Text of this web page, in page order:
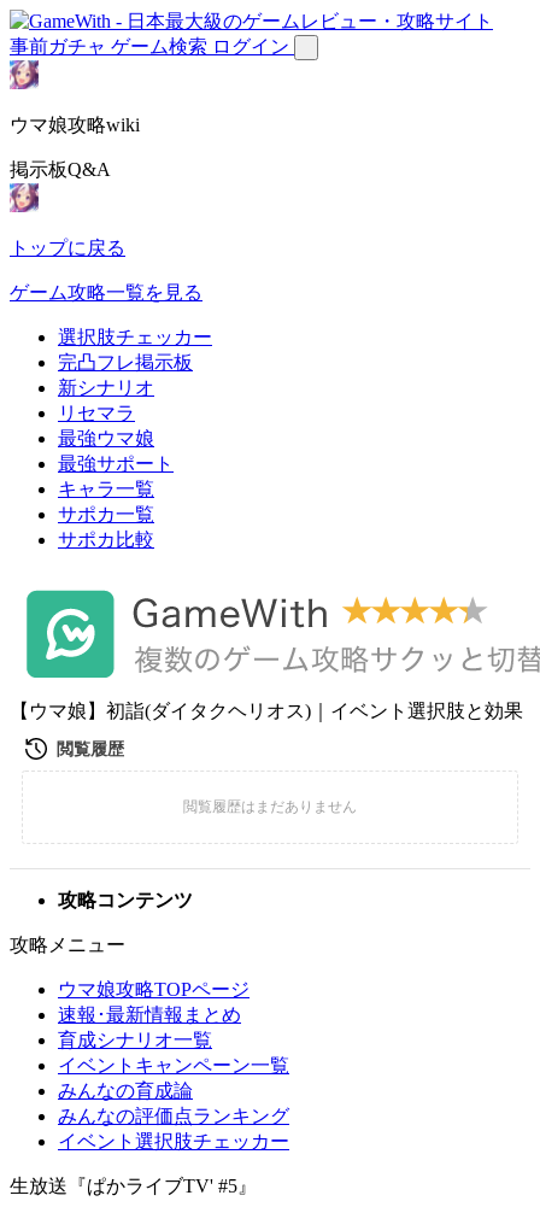
事前ガチャ ゲーム検索 ログイン
ウマ娘攻略wiki
掲示板Q&A
トップに戻る
ゲーム攻略一覧を見る
選択肢チェッカー
完凸フレ掲示板
新シナリオ
リセマラ
最強ウマ娘
最強サポート
キャラ一覧
サポカ一覧
サポカ比較
【ウマ娘】初詣(ダイタクヘリオス)｜イベント選択肢と効果
攻略コンテンツ
攻略メニュー
ウマ娘攻略TOPページ
速報･最新情報まとめ
育成シナリオ一覧
イベントキャンペーン一覧
みんなの育成論
みんなの評価点ランキング
イベント選択肢チェッカー
生放送『ぱかライブTV' #5』